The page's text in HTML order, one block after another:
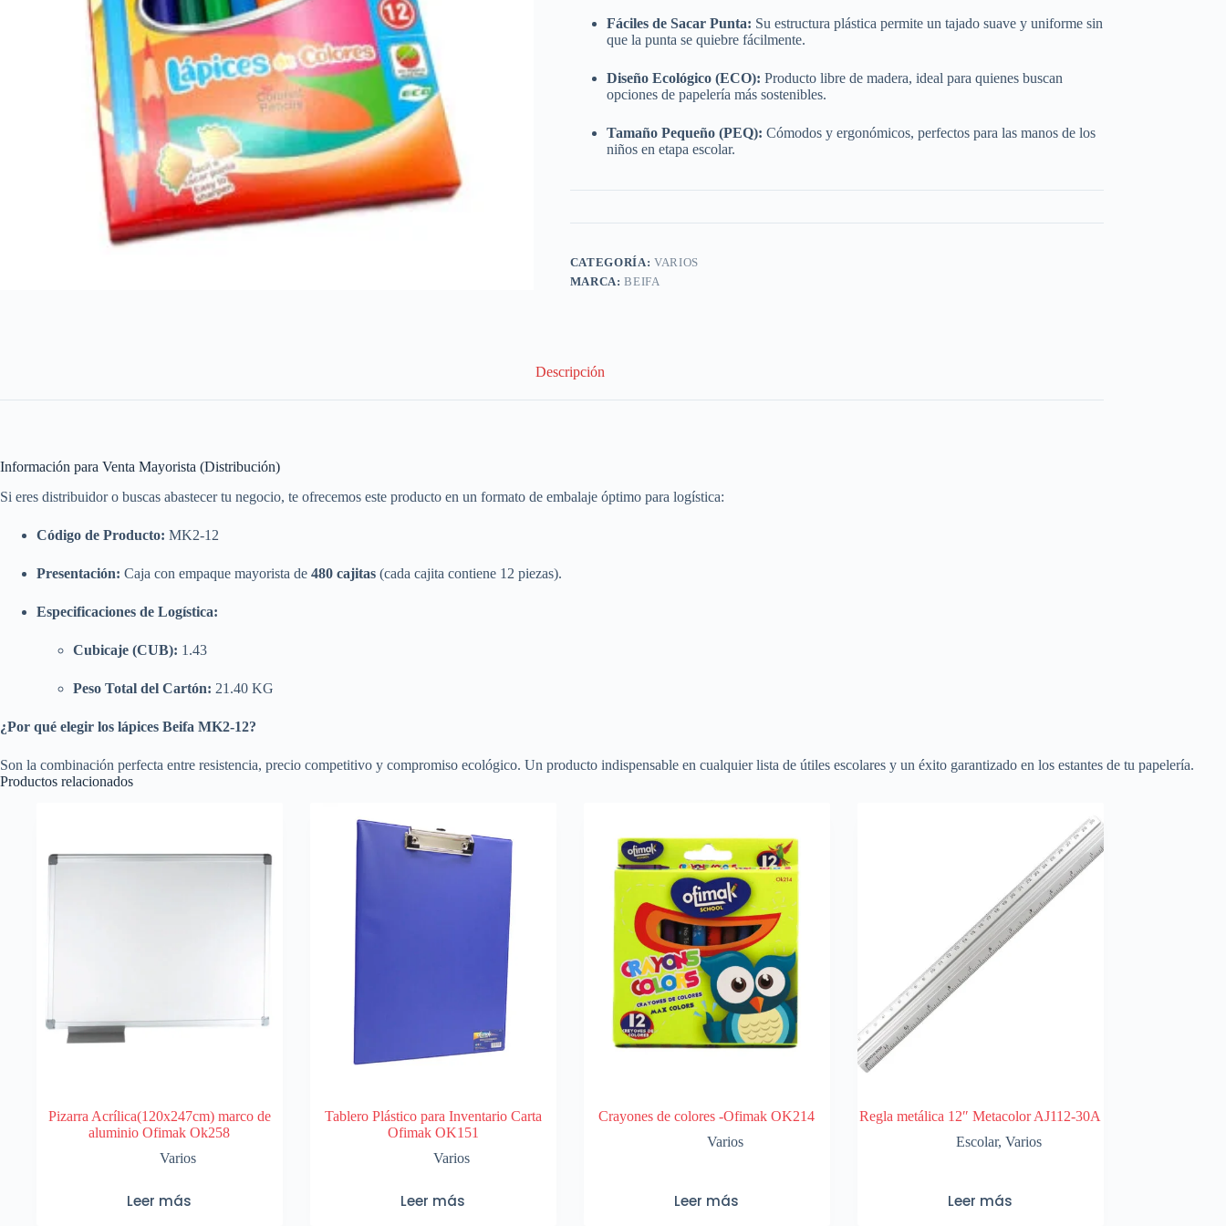
Fáciles de Sacar Punta: Su estructura plástica permite un tajado suave y uniforme sin
que la punta se quiebre fácilmente.
Diseño Ecológico (ECO): Producto libre de madera, ideal para quienes buscan
opciones de papelería más sostenibles.
Tamaño Pequeño (PEQ): Cómodos y ergonómicos, perfectos para las manos de los
niños en etapa escolar.
CATEGORÍA: VARIOS
MARCA:BEIFA
Descripción
Información para Venta Mayorista (Distribución)
Si eres distribuidor o buscas abastecer tu negocio, te ofrecemos este producto en un formato de embalaje óptimo para logística:
Código de Producto: MK2-12
Presentación: Caja con empaque mayorista de 480 cajitas (cada cajita contiene 12 piezas).
Especificaciones de Logística:
Cubicaje (CUB): 1.43
Peso Total del Cartón: 21.40 KG
¿Por qué elegir los lápices Beifa MK2-12?
Son la combinación perfecta entre resistencia, precio competitivo y compromiso ecológico. Un producto indispensable en cualquier lista de útiles escolares y un éxito garantizado en los estantes de tu papelería.
Productos relacionados
Pizarra Acrílica(120x247cm) marco de
aluminio Ofimak Ok258
Varios
Leer más
Tablero Plástico para Inventario Carta
Ofimak OK151
Varios
Leer más
Crayones de colores -Ofimak OK214
Varios
Leer más
Regla metálica 12″ Metacolor AJ112-30A
Escolar, Varios
Leer más